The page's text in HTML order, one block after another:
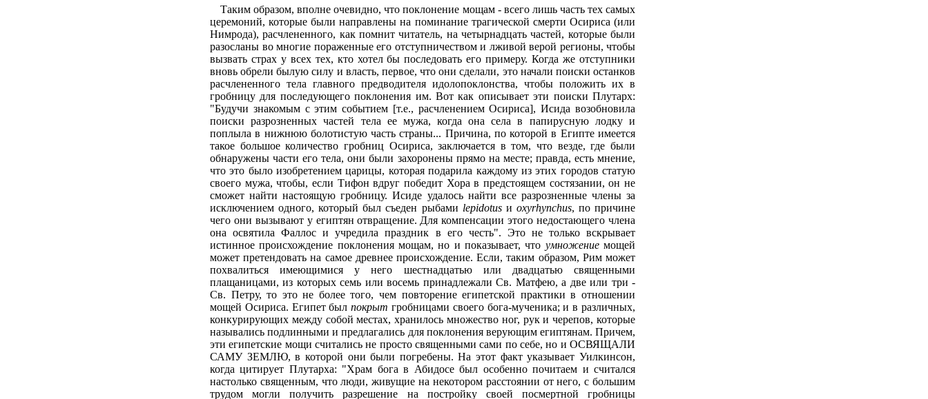
Таким образом, вполне очевидно, что поклонение мощам - всего лишь часть тех самых
церемоний, которые были направлены на поминание трагической смерти Осириса (или
Нимрода), расчлененного, как помнит читатель, на четырнадцать частей, которые были
разосланы во многие пораженные его отступничеством и лживой верой регионы, чтобы
вызвать страх у всех тех, кто хотел бы последовать его примеру. Когда же отступники
вновь обрели былую силу и власть, первое, что они сделали, это начали поиски останков
расчлененного тела главного предводителя идолопоклонства, чтобы положить их в
гробницу для последующего поклонения им. Вот как описывает эти поиски Плутарх:
"Будучи знакомым с этим событием [т.е., расчленением Осириса], Исида возобновила
поиски разрозненных частей тела ее мужа, когда она села в папирусную лодку и
поплыла в нижнюю болотистую часть страны... Причина, по которой в Египте имеется
такое большое количество гробниц Осириса, заключается в том, что везде, где были
обнаружены части его тела, они были захоронены прямо на месте; правда, есть мнение,
что это было изобретением царицы, которая подарила каждому из этих городов статую
своего мужа, чтобы, если Тифон вдруг победит Хора в предстоящем состязании, он не
сможет найти настоящую гробницу. Исиде удалось найти все разрозненные члены за
исключением одного, который был съеден рыбами lepidotusи oxyrhynchus, по причине
чего они вызывают у египтян отвращение. Для компенсации этого недостающего члена
она освятила Фаллос и учредила праздник в его честь". Это не только вскрывает
истинное происхождение поклонения мощам, но и показывает, что умножениемощей
может претендовать на самое древнее происхождение. Если, таким образом, Рим может
похвалиться имеющимися у него шестнадцатью или двадцатью священными
плащаницами, из которых семь или восемь принадлежали Св. Матфею, а две или три -
Св. Петру, то это не более того, чем повторение египетской практики в отношении
мощей Осириса. Египет былпокрыт гробницами своего бога-мученика; и в различных,
конкурирующих между собой местах, хранилось множество ног, рук и черепов, которые
назывались подлинными и предлагались для поклонения верующим египтянам. Причем,
эти египетские мощи считались не просто священными сами по себе, но и ОСВЯЩАЛИ
САМУ ЗЕМЛЮ, в которой они были погребены. На этот факт указывает Уилкинсон,
когда цитирует Плутарха: "Храм бога в Абидосе был особенно почитаем и считался
настолько священным, что люди, живущие на некотором расстоянии от него, с большим
трудом могли получить разрешение на постройку своей посмертной гробницы